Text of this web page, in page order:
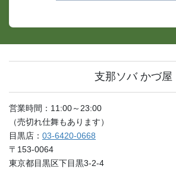
支那ソバ かづ屋
営業時間：11:00～23:00
（売切れ仕舞もあります）
目黒店： 03-6420-0668
〒153-0064
東京都目黒区下目黒3-2-4